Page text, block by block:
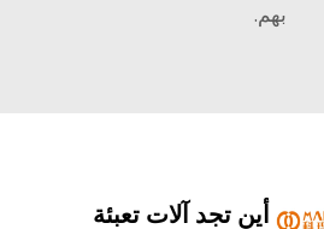
أين تجد آلات تعبئة